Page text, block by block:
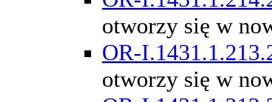
otworzy się w
OR-
otworzy się w